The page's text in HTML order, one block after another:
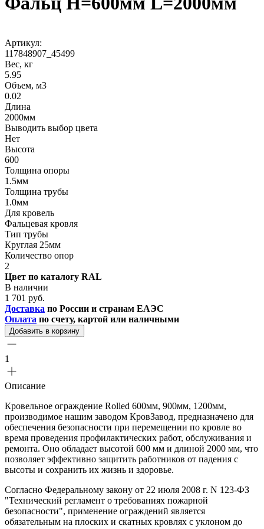
Артикул:
117848907_45499
Вес, кг
5.95
Объем, м3
0.02
Длина
2000мм
Выводить выбор цвета
Нет
Высота
600
Толщина опоры
1.5мм
Толщина трубы
1.0мм
Для кровель
Фальцевая кровля
Тип трубы
Круглая 25мм
Количество опор
2
Цвет по каталогу RAL
В наличии
1 701 руб.
Доставка по России и странам ЕАЭС
Оплата по счету, картой или наличными
Добавить в корзину
1
Описание
Кровельное ограждение Rolled 600мм, 900мм, 1200мм,
производимое нашим заводом КровЗавод, предназначено для
обеспечения безопасности при перемещении по кровле во
время проведения профилактических работ, обслуживания и
ремонта. Оно обладает высотой 600 мм и длиной 2000 мм, что
позволяет эффективно защитить работников от падения с
высоты и сохранить их жизнь и здоровье.
Согласно Федеральному закону от 22 июля 2008 г. N 123-ФЗ
"Технический регламент о требованиях пожарной
безопасности", применение ограждений является
обязательным на плоских и скатных кровлях с уклоном до